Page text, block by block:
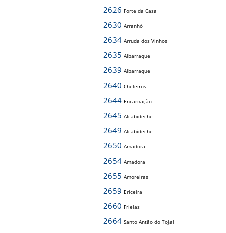
2626 Forte da Casa
2630 Arranhó
2634 Arruda dos Vinhos
2635 Albarraque
2639 Albarraque
2640 Cheleiros
2644 Encarnação
2645 Alcabideche
2649 Alcabideche
2650 Amadora
2654 Amadora
2655 Amoreiras
2659 Ericeira
2660 Frielas
2664 Santo Antão do Tojal